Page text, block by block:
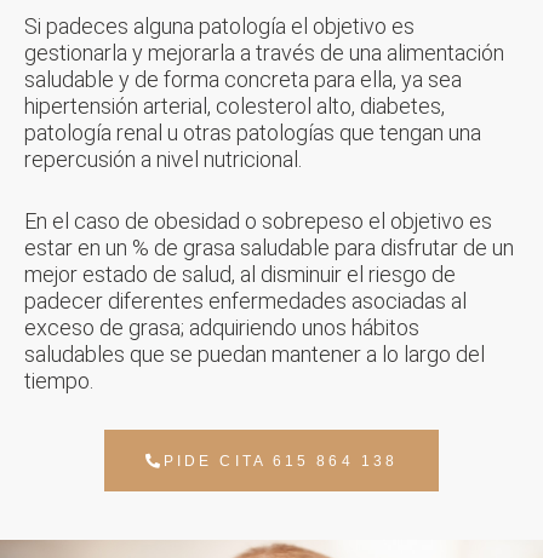
Si padeces alguna patología el objetivo es
gestionarla y mejorarla a través de una alimentación
saludable y de forma concreta para ella, ya sea
hipertensión arterial, colesterol alto, diabetes,
patología renal u otras patologías que tengan una
repercusión a nivel nutricional.
En el caso de obesidad o sobrepeso el objetivo es
estar en un % de grasa saludable para disfrutar de un
mejor estado de salud, al disminuir el riesgo de
padecer diferentes enfermedades asociadas al
exceso de grasa; adquiriendo unos hábitos
saludables que se puedan mantener a lo largo del
tiempo.
PIDE CITA 615 864 138